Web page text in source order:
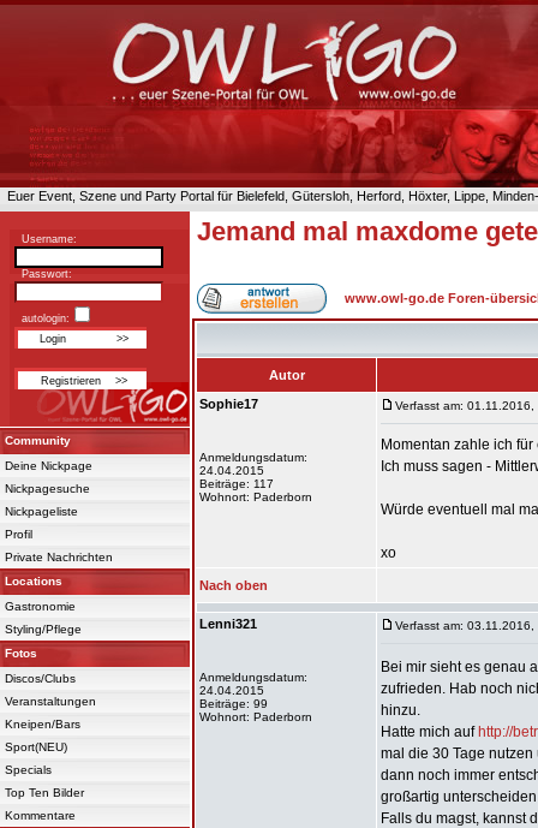
Euer Event, Szene und Party Portal für Bielefeld, Gütersloh, Herford, Höxter, Lippe,
Username:
Passwort:
autologin:
Community
Deine Nickpage
Nickpagesuche
Nickpageliste
Profil
Private Nachrichten
Locations
Gastronomie
Styling/Pflege
Fotos
Discos/Clubs
Veranstaltungen
Kneipen/Bars
Sport(NEU)
Specials
Top Ten Bilder
Kommentare
Jemand mal maxdome
www.owl-go.de Foren-
Autor
Sophie17
Anmeldungsdatum:
24.04.2015
Beiträge: 117
Wohnort: Paderborn
Verfasst am: 01.11.2016,
Momentan zahle ich
Ich muss sagen -
Würde eventuell mal
xo
Nach oben
Lenni321
Anmeldungsdatum:
24.04.2015
Beiträge: 99
Wohnort: Paderborn
Verfasst am: 03.11.2016,
Bei mir sieht es genau
zufrieden. Hab noch
hinzu.
Hatte mich auf http://
mal die 30 Tage
dann noch immer
großartig
Falls du magst, kannst